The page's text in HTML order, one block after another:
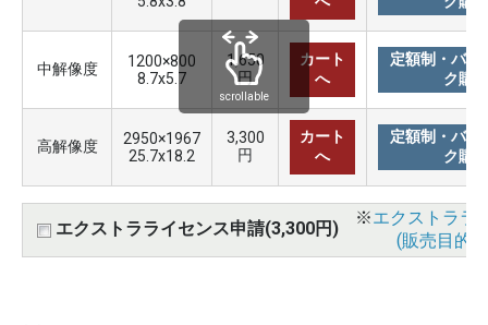
中解像度
1200×800
8.7x5.7
1,650
円
カート
へ
定額制・バリ
ク購入
高解像度
2950×1967
25.7x18.2
3,300
円
カート
へ
定額制・バリ
ク購入
エクストラライセンス申請(3,300円)
※エクストララ
(販売目的
scrollable